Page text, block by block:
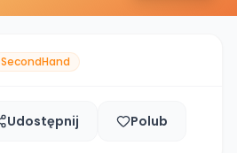
SecondHand
Udostępnij Polub